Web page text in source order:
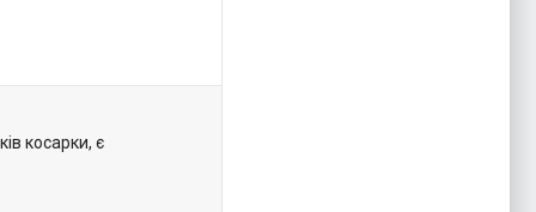
косарки, є